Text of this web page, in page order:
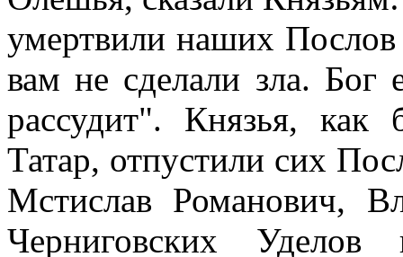
умертвили наших
вам не сделали зла. Бог
рассудит". Князья, как
Татар, отпустили сих
Мстислав Романович,
Черниговских